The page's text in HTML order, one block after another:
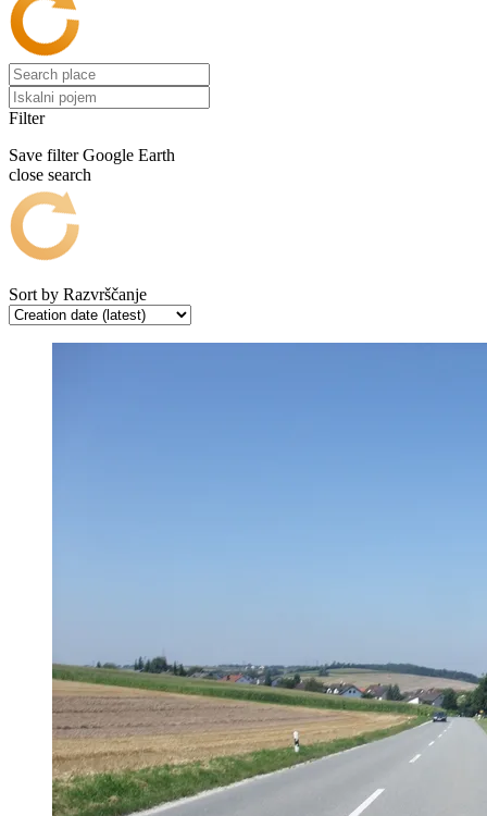
Filter
Save filter Google Earth
close search
Sort by Razvrščanje